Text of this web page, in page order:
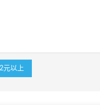
元以上